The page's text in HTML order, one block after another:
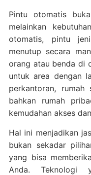
Pintu otomatis
melainkan
otomatis, pintu
menutup secara
orang atau benda di
untuk area dengan
perkantoran, rumah
bahkan rumah
kemudahan akses
Hal ini menjadikan
bukan sekadar
yang bisa
Anda. Teknologi